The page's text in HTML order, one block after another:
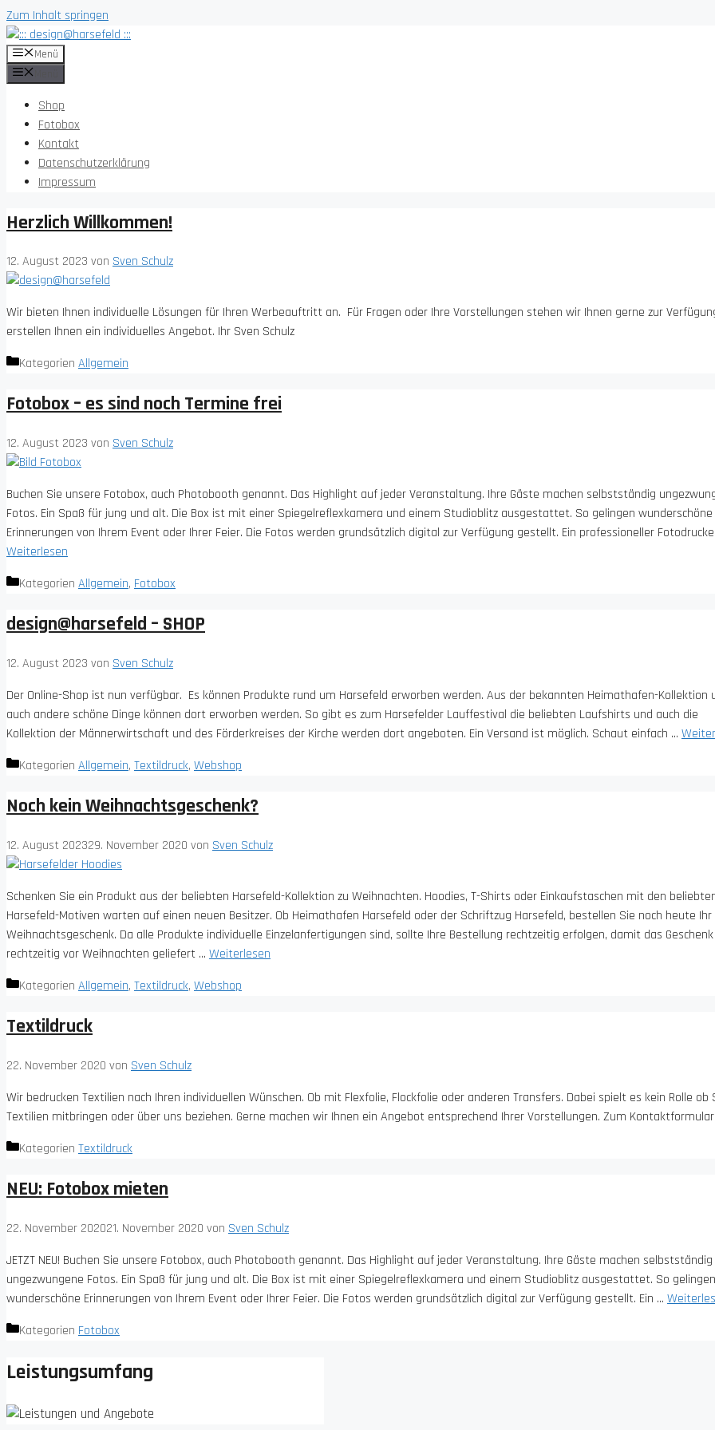
Zum Inhalt springen
Menü
Shop
Fotobox
Kontakt
Datenschutzerklärung
Impressum
Herzlich Willkommen!
12. August 2023 von Sven Schulz
Wir bieten Ihnen individuelle Lösungen für Ihren Werbeauftritt an. Für Fragen oder Ihre Vorstellungen stehen wir Ihnen gerne zur
erstellen Ihnen ein individuelles Angebot. Ihr Sven Schulz
Kategorien Allgemein
Fotobox – es sind noch Termine frei
12. August 2023 von Sven Schulz
Buchen Sie unsere Fotobox, auch Photobooth genannt. Das Highlight auf jeder Veranstaltung. Ihre Gäste machen selbstständig
Fotos. Ein Spaß für jung und alt. Die Box ist mit einer Spiegelreflexkamera und einem Studioblitz ausgestattet. So gelingen wunderschöne
Erinnerungen von Ihrem Event oder Ihrer Feier. Die Fotos werden grundsätzlich digital zur Verfügung gestellt. Ein professioneller
Weiterlesen
Kategorien Allgemein, Fotobox
design@harsefeld – SHOP
12. August 2023 von Sven Schulz
Der Online-Shop ist nun verfügbar. Es können Produkte rund um Harsefeld erworben werden. Aus der bekannten Heimathafen-Kollektion
auch andere schöne Dinge können dort erworben werden. So gibt es zum Harsefelder Lauffestival die beliebten Laufshirts und auch die
Kollektion der Männerwirtschaft und des Förderkreises der Kirche werden dort angeboten. Ein Versand ist möglich. Schaut einfach …
Kategorien Allgemein, Textildruck, Webshop
Noch kein Weihnachtsgeschenk?
12. August 202329. November 2020 von Sven Schulz
Schenken Sie ein Produkt aus der beliebten Harsefeld-Kollektion zu Weihnachten. Hoodies, T-Shirts oder Einkaufstaschen mit den
Harsefeld-Motiven warten auf einen neuen Besitzer. Ob Heimathafen Harsefeld oder der Schriftzug Harsefeld, bestellen Sie noch heute Ihr
Weihnachtsgeschenk. Da alle Produkte individuelle Einzelanfertigungen sind, sollte Ihre Bestellung rechtzeitig erfolgen, damit das
rechtzeitig vor Weihnachten geliefert … Weiterlesen
Kategorien Allgemein, Textildruck, Webshop
Textildruck
22. November 2020 von Sven Schulz
Wir bedrucken Textilien nach Ihren individuellen Wünschen. Ob mit Flexfolie, Flockfolie oder anderen Transfers. Dabei spielt es kein Rolle ob
Textilien mitbringen oder über uns beziehen. Gerne machen wir Ihnen ein Angebot entsprechend Ihrer Vorstellungen. Zum Kontaktformular
Kategorien Textildruck
NEU: Fotobox mieten
22. November 202021. November 2020 von Sven Schulz
JETZT NEU! Buchen Sie unsere Fotobox, auch Photobooth genannt. Das Highlight auf jeder Veranstaltung. Ihre Gäste machen selbstständig
ungezwungene Fotos. Ein Spaß für jung und alt. Die Box ist mit einer Spiegelreflexkamera und einem Studioblitz ausgestattet. So gelingen
wunderschöne Erinnerungen von Ihrem Event oder Ihrer Feier. Die Fotos werden grundsätzlich digital zur Verfügung gestellt. Ein …
Kategorien Fotobox
Leistungsumfang